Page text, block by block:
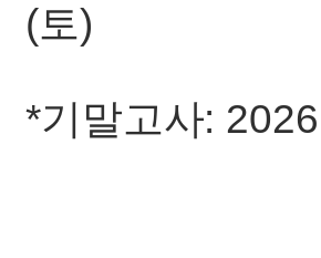
(토)
*기말고사: